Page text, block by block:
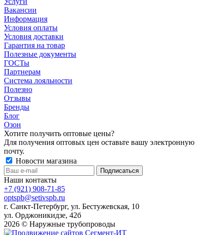
Вакансии
Информация
Условия оплаты
Условия доставки
Гарантия на товар
Полезные документы
ГОСТы
Партнерам
Система лояльности
Полезно
Отзывы
Бренды
Блог
Озон
Хотите получить оптовые цены?
Для получения оптовых цен оставьте вашу электронную
почту.
Новости магазина
Наши контакты
+7 (921) 908-71-85
optspb@setivspb.ru
г. Санкт-Петербург, ул. Бестужевская, 10
ул. Орджоникидзе, 42б
2026 © Наружные трубопроводы